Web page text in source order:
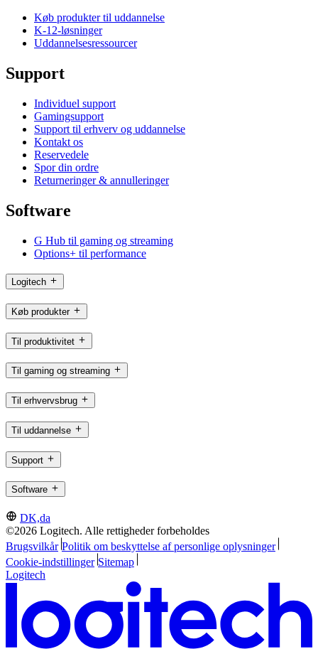
Køb produkter til uddannelse
K-12-løsninger
Uddannelsesressourcer
Support
Individuel support
Gamingsupport
Support til erhverv og uddannelse
Kontakt os
Reservedele
Spor din ordre
Returneringer & annulleringer
Software
G Hub til gaming og streaming
Options+ til performance
Logitech
Køb produkter
Til produktivitet
Til gaming og streaming
Til erhvervsbrug
Til uddannelse
Support
Software
DK,da
©2026 Logitech. Alle rettigheder forbeholdes
Brugsvilkår Politik om beskyttelse af personlige oplysninger
Cookie-indstillinger Sitemap
Logitech